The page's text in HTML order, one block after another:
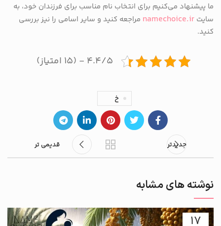
ما پیشنهاد می‌کنیم برای انتخاب نام مناسب برای فرزندان خود، به
سایت namechoice.ir مراجعه کنید و سایر اسامی را نیز بررسی
کنید.
۴.۴/۵ - (۱۵ امتیاز)
خ
جدیدتر قدیمی تر
نوشته های مشابه
17